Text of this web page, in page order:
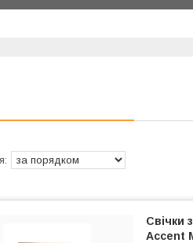
Свічки
Accent